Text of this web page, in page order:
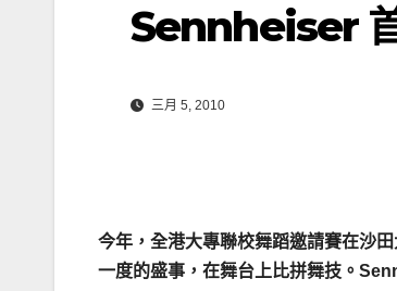
Sennheiser
三月 5, 2010
今年，全港大專聯校舞蹈邀請賽在沙
一度的盛事，在舞台上比拼舞技。